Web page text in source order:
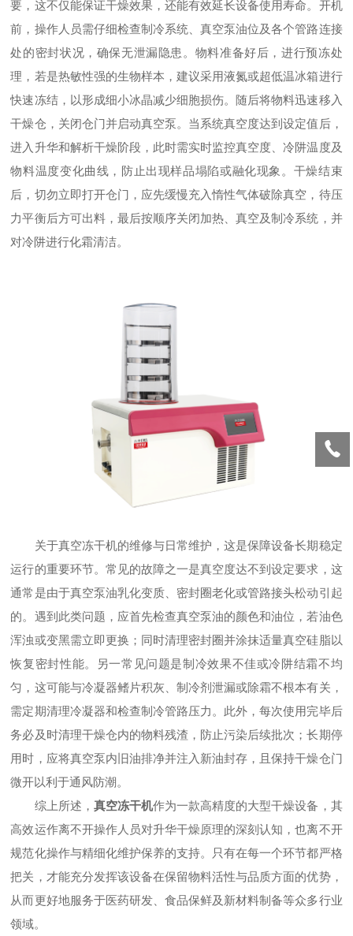
要，这不仅能保证干燥效果，还能有效延长设备使用寿命。开机
前，操作人员需仔细检查制冷系统、真空泵油位及各个管路连接
处的密封状况，确保无泄漏隐患。物料准备好后，进行预冻处
理，若是热敏性强的生物样本，建议采用液氮或超低温冰箱进行
快速冻结，以形成细小冰晶减少细胞损伤。随后将物料迅速移入
干燥仓，关闭仓门并启动真空泵。当系统真空度达到设定值后，
进入升华和解析干燥阶段，此时需实时监控真空度、冷阱温度及
物料温度变化曲线，防止出现样品塌陷或融化现象。干燥结束
后，切勿立即打开仓门，应先缓慢充入惰性气体破除真空，待压
力平衡后方可出料，最后按顺序关闭加热、真空及制冷系统，并
对冷阱进行化霜清洁。
关于真空冻干机的维修与日常维护，这是保障设备长期稳定
运行的重要环节。常见的故障之一是真空度达不到设定要求，这
通常是由于真空泵油乳化变质、密封圈老化或管路接头松动引起
的。遇到此类问题，应首先检查真空泵油的颜色和油位，若油色
浑浊或变黑需立即更换；同时清理密封圈并涂抹适量真空硅脂以
恢复密封性能。另一常见问题是制冷效果不佳或冷阱结霜不均
匀，这可能与冷凝器鳍片积灰、制冷剂泄漏或除霜不根本有关，
需定期清理冷凝器和检查制冷管路压力。此外，每次使用完毕后
务必及时清理干燥仓内的物料残渣，防止污染后续批次；长期停
用时，应将真空泵内旧油排净并注入新油封存，且保持干燥仓门
微开以利于通风防潮。
综上所述， 真空冻干机作为一款高精度的大型干燥设备，其
高效运作离不开操作人员对升华干燥原理的深刻认知，也离不开
规范化操作与精细化维护保养的支持。只有在每一个环节都严格
把关，才能充分发挥该设备在保留物料活性与品质方面的优势，
从而更好地服务于医药研发、食品保鲜及新材料制备等众多行业
领域。